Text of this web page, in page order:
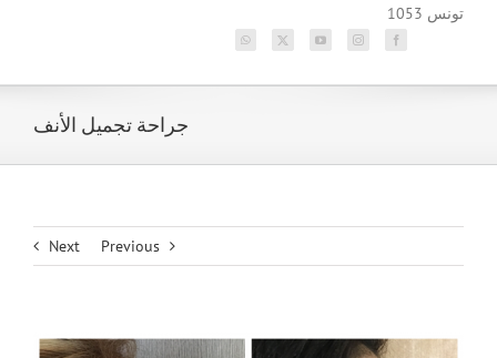
تونس 1053
جراحة تجميل الأنف
Previous
Next
View